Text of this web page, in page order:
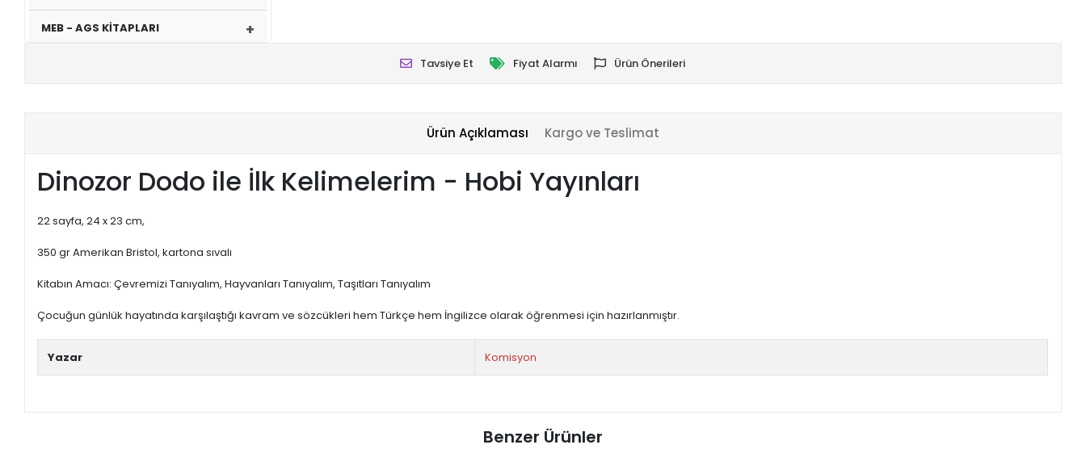
MEB - AGS KİTAPLARI +
YDS - YÖKDİL HAZIRLIK KİTAPLARI
ASKERİ LİSE - PMYO KİTAPLARI
YÖS KİTAPLARI
DHBT HAZIRLIK KİTAPLARI
SPK HAZIRLIK KİTAPLARI
Tavsiye Et Fiyat Alarmı Ürün Önerileri
Ürün Açıklaması Kargo ve Teslimat
Dinozor Dodo ile İlk Kelimelerim - Hobi Yayınları
22 sayfa, 24 x 23 cm,
350 gr Amerikan Bristol, kartona sıvalı
Kitabın Amacı: Çevremizi Tanıyalım, Hayvanları Tanıyalım, Taşıtları Tanıyalım
Çocuğun günlük hayatında karşılaştığı kavram ve sözcükleri hem Türkçe hem İngilizce olarak öğrenmesi için hazırlanmıştır.
Yazar Komisyon
Benzer Ürünler